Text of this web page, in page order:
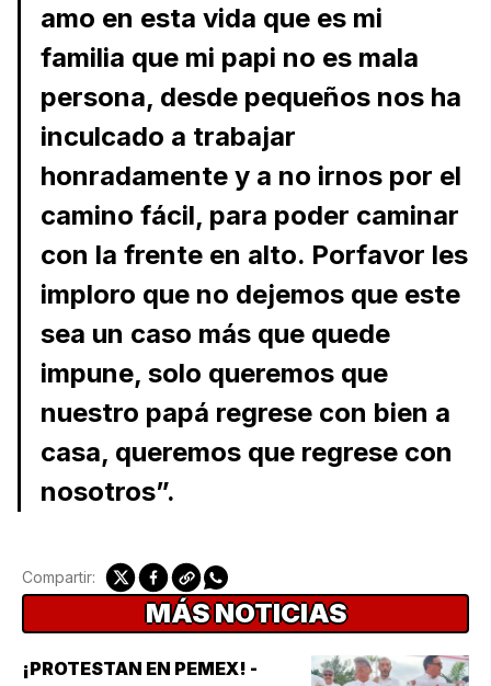
amo en esta vida que es mi
familia que mi papi no es mala
persona, desde pequeños nos ha
inculcado a trabajar
honradamente y a no irnos por el
camino fácil, para poder caminar
con la frente en alto. Porfavor les
imploro que no dejemos que este
sea un caso más que quede
impune, solo queremos que
nuestro papá regrese con bien a
casa, queremos que regrese con
nosotros”.
Compartir:
MÁS NOTICIAS
¡PROTESTAN EN PEMEX! -